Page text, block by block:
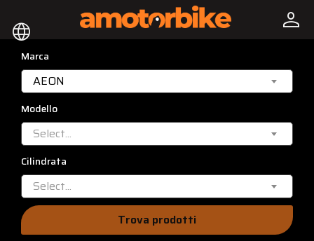
language person
Marca
AEON
Modello
Select...
Cilindrata
Select...
Trova prodotti